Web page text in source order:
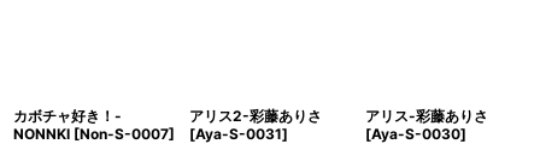
カボチャ好き！-
NONNKI [Non-S-0007]
アリス2-彩藤ありさ
[Aya-S-0031]
アリス-彩藤ありさ
[Aya-S-0030]